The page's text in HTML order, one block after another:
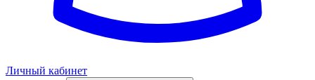
Личный кабинет